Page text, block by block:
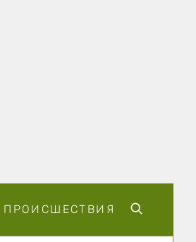
ПРОИСШЕСТВИЯ